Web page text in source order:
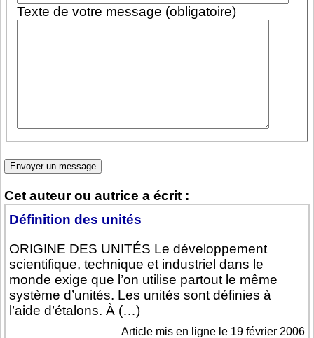
Texte de votre message (obligatoire)
Cet auteur ou autrice a écrit :
Définition des unités
ORIGINE DES UNITÉS Le développement
scientifique, technique et industriel dans le
monde exige que l’on utilise partout le même
système d’unités. Les unités sont définies à
l’aide d’étalons. À (…)
Article mis en ligne le 19 février 2006